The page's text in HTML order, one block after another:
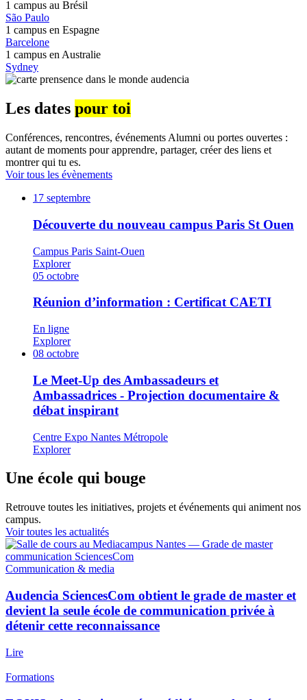
1 campus au Brésil
São Paulo
1 campus en Espagne
Barcelone
1 campus enAustralie
Sydney
Les dates pour toi
Conférences, rencontres, événements Alumni ou portes ouvertes :
autant de moments pour apprendre, partager, créer des liens et
montrer qui tu es.
Voir tous les évènements
17 septembre
Découverte du nouveau campus Paris St Ouen
Campus Paris Saint-Ouen
Explorer
05 octobre
Réunion d’information : Certificat CAETI
En ligne
Explorer
08 octobre
Le Meet-Up des Ambassadeurs et
Ambassadrices - Projection documentaire &
débat inspirant
Centre Expo Nantes Métropole
Explorer
Une école qui bouge
Retrouve toutes les initiatives, projets et événements qui animent nos
campus.
Voir toutes les actualités
Communication & media
Audencia SciencesCom obtient le grade de master et
devient la seule école de communication privée à
détenir cette reconnaissance
Lire
Formations